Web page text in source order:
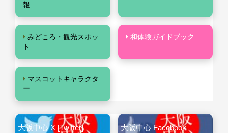
報
みどころ・観光スポッ
ト
和体験ガイドブック
マスコットキャラクタ
ー
大阪中心 X [Twitter] 大阪中心 Facebook